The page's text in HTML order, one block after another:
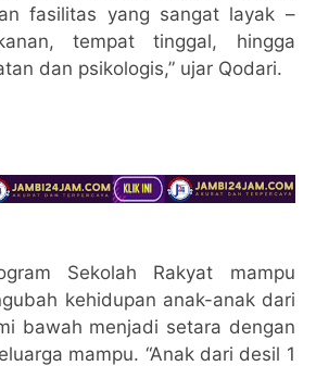
fasilitas yang sangat layak –
tempat tinggal, hingga
dan psikologis,” ujar Qodari.
Sekolah Rakyat mampu
kehidupan anak-anak dari
bawah menjadi setara dengan
mampu. “Anak dari desil 1